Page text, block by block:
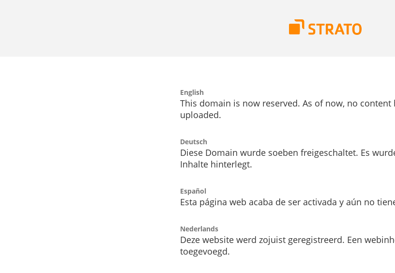
English
This domain is now reserved. As of now, no content
uploaded.
Deutsch
Diese Domain wurde soeben freigeschaltet. Es
Inhalte hinterlegt.
Español
Esta página web acaba de ser activada y aún no
Nederlands
Deze website werd zojuist geregistreerd. Een
toegevoegd.